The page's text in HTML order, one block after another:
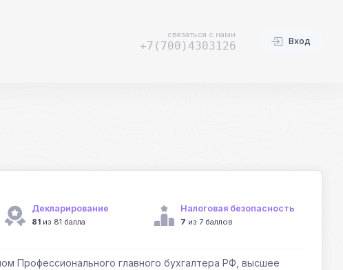
связаться с нами
+7(700)4303126 Вход
Декларирование
81 из 81 балла
Налоговая безопасность
7 из 7 баллов
Профессионального главного бухгалтера РФ, высшее